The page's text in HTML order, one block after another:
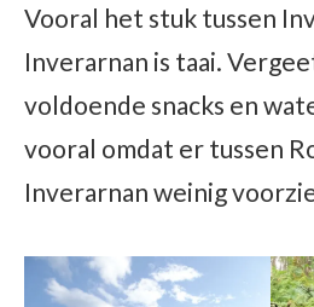
Vooral het stuk tussen
Inverarnan is taai.
voldoende snacks en
vooral omdat er tussen
Inverarnan weinig